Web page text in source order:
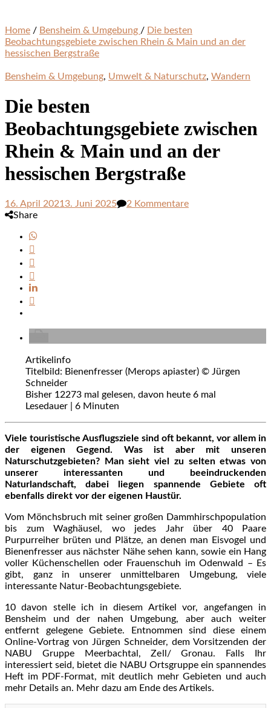
Home / Bensheim & Umgebung / Die besten
Beobachtungsgebiete zwischen Rhein & Main und an der
hessischen Bergstraße
Bensheim & Umgebung, Umwelt & Naturschutz, Wandern
Die besten
Beobachtungsgebiete zwischen
Rhein & Main und an der
hessischen Bergstraße
16. April 2021 3. Juni 2025 2 Kommentarezu
hessischen
Share
Artikelinfo
Titelbild: Bienenfresser (Merops apiaster) © Jürgen
Schneider
Bisher 12273 mal gelesen, davon heute 6 mal
Lesedauer |
6 Minuten
Viele touristische Ausflugsziele sind oft bekannt, vor allem in
der eigenen Gegend. Was ist aber mit unseren
Naturschutzgebieten? Man sieht viel zu selten etwas von
unserer interessanten und beeindruckenden
Naturlandschaft, dabei liegen spannende Gebiete oft
ebenfalls direkt vor der eigenen Haustür.
Vom Mönchsbruch mit seiner großen Dammhirschpopulation
bis zum Waghäusel, wo jedes Jahr über 40 Paare
Purpurreiher brüten und Plätze, an denen man Eisvogel und
Bienenfresser aus nächster Nähe sehen kann, sowie ein Hang
voller Küchenschellen oder Frauenschuh im Odenwald – Es
gibt, ganz in unserer unmittelbaren Umgebung, viele
interessante Natur-Beobachtungsgebiete.
10 davon stelle ich in diesem Artikel vor, angefangen in
Bensheim und der nahen Umgebung, aber auch weiter
entfernt gelegene Gebiete. Entnommen sind diese einem
Online-Vortrag von Jürgen Schneider, dem Vorsitzenden der
NABU Gruppe Meerbachtal, Zell/ Gronau. Falls Ihr
interessiert seid, bietet die NABU Ortsgruppe ein spannendes
Heft im PDF-Format, mit deutlich mehr Gebieten und auch
mehr Details an. Mehr dazu am Ende des Artikels.